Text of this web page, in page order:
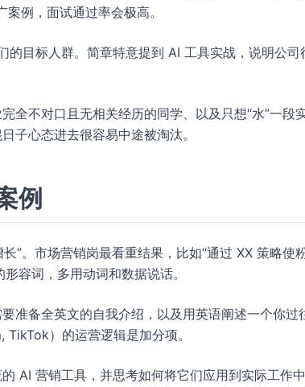
例，面试通过率会极高。
的目标人群。简章特意提到 AI 工具实战，说明公司
全不对口且无相关经历的同学、以及只想“水”一段
子心态进去很容易中途被淘汰。
例
”。市场营销岗最看重结果，比如“通过 XX 策略使
容词，多用动词和数据说话。
准备全英文的自我介绍，以及用英语阐述一个你过
）的运营逻辑是加分项。
AI 营销工具，并思考如何将它们应用到实际工作